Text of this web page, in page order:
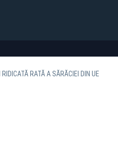
RATĂ A SĂRĂCIEI DIN UE